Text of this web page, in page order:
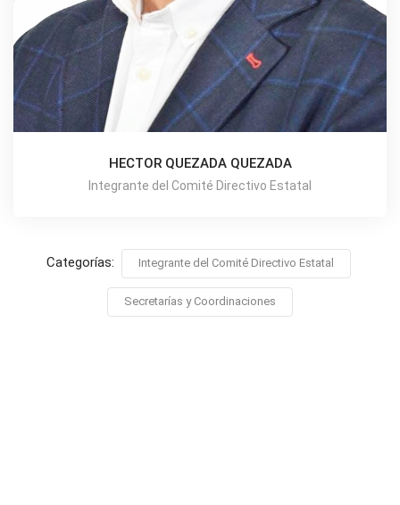
HECTOR QUEZADA QUEZADA
Integrante del Comité Directivo Estatal
Categorías: Integrante del Comité Directivo Estatal
Secretarías y Coordinaciones